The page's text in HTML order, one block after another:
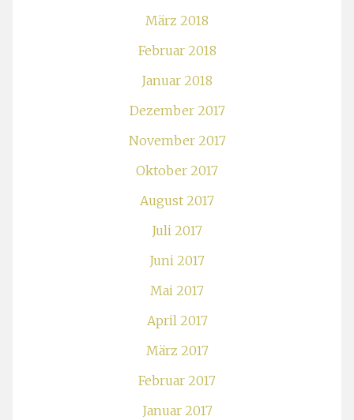
März 2018
Februar 2018
Januar 2018
Dezember 2017
November 2017
Oktober 2017
August 2017
Juli 2017
Juni 2017
Mai 2017
April 2017
März 2017
Februar 2017
Januar 2017